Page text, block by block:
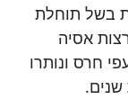
בשל תוחלת
אסיה
חרס ונותרו
שנים.